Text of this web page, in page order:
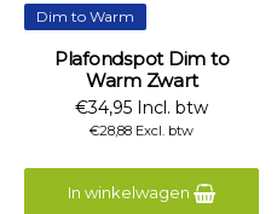
Dim to Warm
Plafondspot Dim to
Warm Zwart
€34,95 Incl. btw
€28,88 Excl. btw
In winkelwagen